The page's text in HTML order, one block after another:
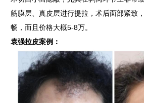
筋膜层、真皮层进行提拉，术后面部紧致
畅，而且价格大概5-8万。
袁强拉皮案例：